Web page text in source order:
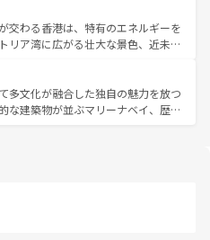
ミー、ベトナムコーヒーなどは、ぜ
どの地域を訪れてもあたたかい人々
るので、きっと忘れられない旅にな
。北部ではチェンマイなどの山岳地
南部ではプーケットやクラビの美し
分を楽しむことができる。タイ料理
温暖で、どの季節にも異なる楽しみ
やすいタイの人々、仏教を中心とし
観光資源が、訪れる旅人を魅了し続
交わる香港は、特有のエネルギーを
リア湾に広がる壮大な景色、近未来
動するはず。観光スポットが密集し
ころを回れるのも魅力。息をのむよ
体験まで、香港を存分に楽しみ尽く
多文化が融合した独自の魅力を放つ
な建築物が並ぶマリーナベイ、歴史
の風情を楽しめる外せないスポット